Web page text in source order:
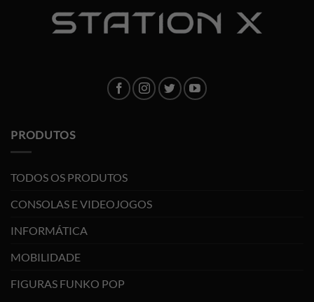
PRODUTOS
TODOS OS PRODUTOS
CONSOLAS E VIDEOJOGOS
INFORMÁTICA
MOBILIDADE
FIGURAS FUNKO POP